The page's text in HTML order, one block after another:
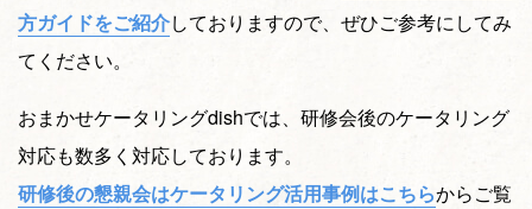
方ガイドをご紹介しておりますので、ぜひご参考にしてみ
てください。
おまかせケータリングdishでは、研修会後のケータリング
対応も数多く対応しております。
研修後の懇親会はケータリング活用事例はこちらからご覧